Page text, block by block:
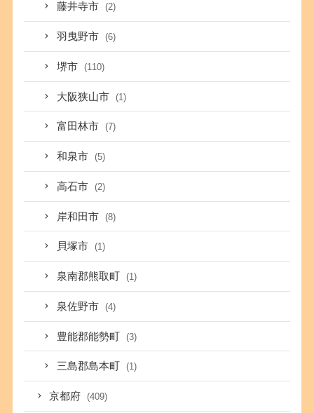
藤井寺市 (2)
羽曳野市 (6)
堺市 (110)
大阪狭山市 (1)
富田林市 (7)
和泉市 (5)
高石市 (2)
岸和田市 (8)
貝塚市 (1)
泉南郡熊取町 (1)
泉佐野市 (4)
豊能郡能勢町 (3)
三島郡島本町 (1)
京都府 (409)